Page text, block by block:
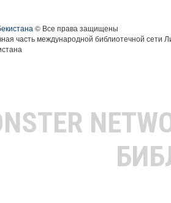
© Все права защищены
часть международной библиотечной сети